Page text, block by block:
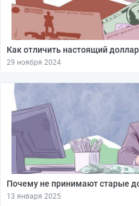
Как отличить настоящий
29 ноября 2024
Почему не принимают старые
13 января 2025